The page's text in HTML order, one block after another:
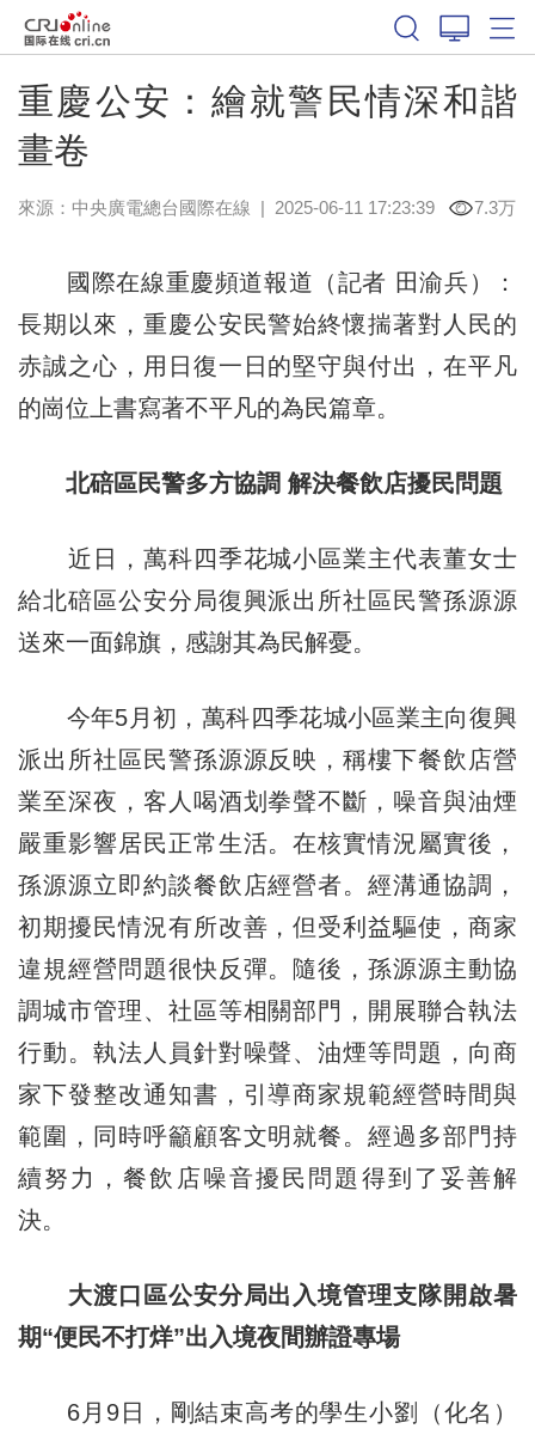
重慶公安：繪就警民情深和諧
畫卷
來源：中央廣電總台國際在線 | 2025-06-11 17:23:39 7.3万
國際在線重慶頻道報道（記者 田渝兵）：
長期以來，重慶公安民警始終懷揣著對人民的
赤誠之心，用日復一日的堅守與付出，在平凡
的崗位上書寫著不平凡的為民篇章。
北碚區民警多方協調 解決餐飲店擾民問題
近日，萬科四季花城小區業主代表董女士
給北碚區公安分局復興派出所社區民警孫源源
送來一面錦旗，感謝其為民解憂。
今年5月初，萬科四季花城小區業主向復興
派出所社區民警孫源源反映，稱樓下餐飲店營
業至深夜，客人喝酒划拳聲不斷，噪音與油煙
嚴重影響居民正常生活。在核實情況屬實後，
孫源源立即約談餐飲店經營者。經溝通協調，
初期擾民情況有所改善，但受利益驅使，商家
違規經營問題很快反彈。隨後，孫源源主動協
調城市管理、社區等相關部門，開展聯合執法
行動。執法人員針對噪聲、油煙等問題，向商
家下發整改通知書，引導商家規範經營時間與
範圍，同時呼籲顧客文明就餐。經過多部門持
續努力，餐飲店噪音擾民問題得到了妥善解
決。
大渡口區公安分局出入境管理支隊開啟暑
期“便民不打烊”出入境夜間辦證專場
6月9日，剛結束高考的學生小劉（化名）